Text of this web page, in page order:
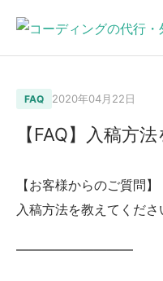
FAQ 2020年04月22日
【FAQ】入稿方
【お客様からのご質問】
入稿方法を教えてくださ
—————————